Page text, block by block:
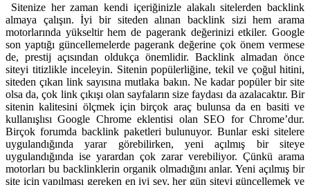
Sitenize her zaman kendi içeriğinizle alakalı sitelerden backlink
almaya çalışın. İyi bir siteden alınan backlink sizi hem arama
motorlarında yükseltir hem de pagerank değerinizi etkiler. Google
son yaptığı güncellemelerde pagerank değerine çok önem vermese
de, prestij açısından oldukça önemlidir. Backlink almadan önce
siteyi titizlikle inceleyin. Sitenin popülerliğine, tekil ve çoğul hitini,
siteden çıkan link sayısına mutlaka bakın. Ne kadar popüler bir site
olsa da, çok link çıkışı olan sayfaların size faydası da azalacaktır. Bir
sitenin kalitesini ölçmek için birçok araç bulunsa da en basiti ve
kullanışlısı Google Chrome eklentisi olan SEO for Chrome’dur.
Birçok forumda backlink paketleri bulunuyor. Bunlar eski sitelere
uygulandığında yarar görebilirken, yeni açılmış bir siteye
uygulandığında ise yarardan çok zarar verebiliyor. Çünkü arama
motorları bu backlinklerin organik olmadığını anlar. Yeni açılmış bir
site için yapılması gereken en iyi şey, her gün siteyi güncellemek ve